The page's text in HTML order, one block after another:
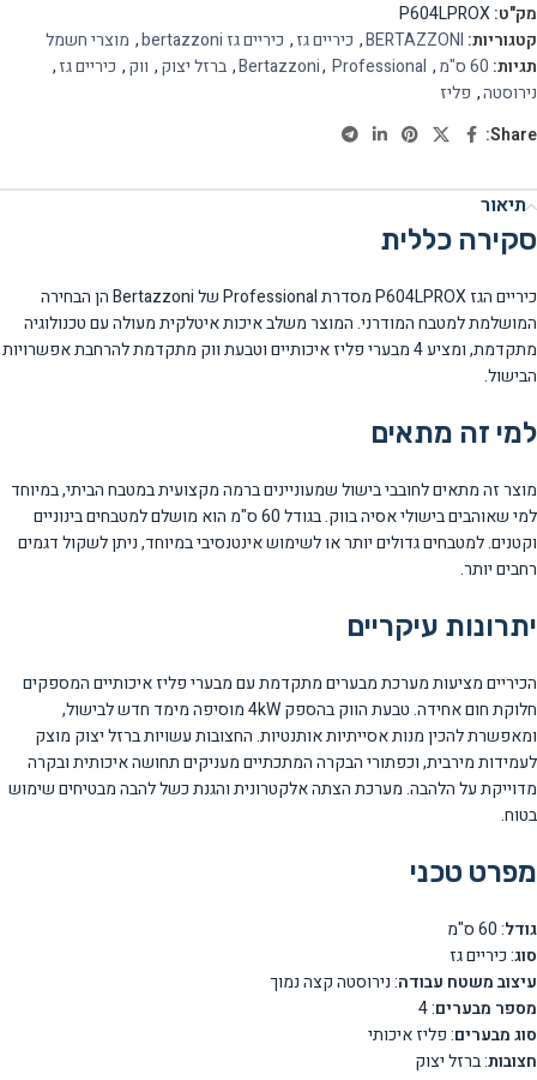
מק"ט:P604LPROX
קטגוריות: BERTAZZONI
, כיריים גז, כיריים גז bertazzoni , מוצרי חשמל
תגיות: 60 ס"מ ,
Bertazzoni, Professional
, ברזל יצוק, ווק, כיריים גז,
נירוסטה, פליז
Share:
תיאור
סקירה כללית
כיריים הגז P604LPROX מסדרת Professional של Bertazzoni הן הבחירה
המושלמת למטבח המודרני. המוצר משלב איכות איטלקית מעולה עם טכנולוגיה
מתקדמת, ומציע 4 מבערי פליז איכותיים וטבעת ווק מתקדמת להרחבת אפשרויות
הבישול.
למי זה מתאים
מוצר זה מתאים לחובבי בישול שמעוניינים ברמה מקצועית במטבח הביתי, במיוחד
למי שאוהבים בישולי אסיה בווק. בגודל 60 ס"מ הוא מושלם למטבחים בינוניים
וקטנים. למטבחים גדולים יותר או לשימוש אינטנסיבי במיוחד, ניתן לשקול דגמים
רחבים יותר.
יתרונות עיקריים
הכיריים מציעות מערכת מבערים מתקדמת עם מבערי פליז איכותיים המספקים
חלוקת חום אחידה. טבעת הווק בהספק 4kW מוסיפה מימד חדש לבישול,
ומאפשרת להכין מנות אסייתיות אותנטיות. החצובות עשויות ברזל יצוק מוצק
לעמידות מירבית, וכפתורי הבקרה המתכתיים מעניקים תחושה איכותית ובקרה
מדוייקת על הלהבה. מערכת הצתה אלקטרונית והגנת כשל להבה מבטיחים שימוש
בטוח.
מפרט טכני
גודל: 60 ס"מ
סוג: כיריים גז
עיצוב משטח עבודה: נירוסטה קצה נמוך
מספר מבערים: 4
סוג מבערים: פליז איכותי
חצובות: ברזל יצוק